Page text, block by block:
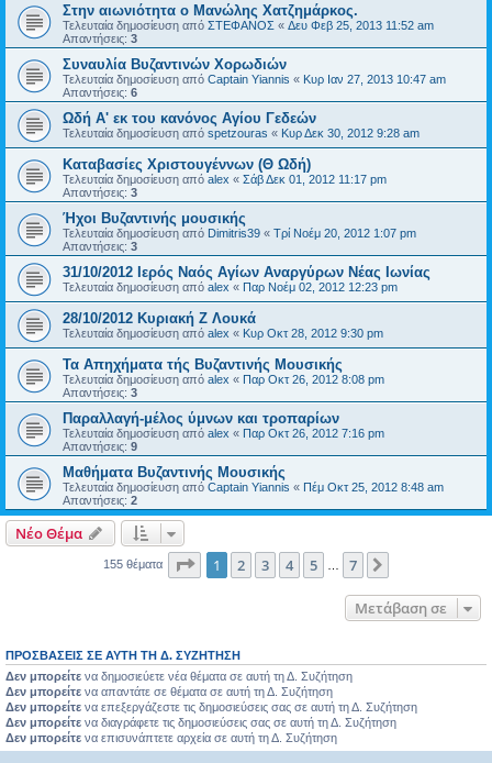
Στην αιωνιότητα ο Μανώλης Χατζημάρκος.
Τελευταία δημοσίευση από ΣΤΕΦΑΝΟΣ « Δευ Φεβ 25, 2013 11:52 am
Απαντήσεις: 3
Συναυλία Βυζαντινών Χορωδιών
Τελευταία δημοσίευση από Captain Yiannis « Κυρ Ιαν 27, 2013 10:47 am
Απαντήσεις: 6
Ωδή Α' εκ του κανόνος Αγίου Γεδεών
Τελευταία δημοσίευση από spetzouras « Κυρ Δεκ 30, 2012 9:28 am
Καταβασίες Χριστουγέννων (Θ Ωδή)
Τελευταία δημοσίευση από alex « Σάβ Δεκ 01, 2012 11:17 pm
Απαντήσεις: 3
Ήχοι Βυζαντινής μουσικής
Τελευταία δημοσίευση από Dimitris39 « Τρί Νοέμ 20, 2012 1:07 pm
Απαντήσεις: 3
31/10/2012 Iερός Nαός Aγίων Αναργύρων Νέας Ιωνίας
Τελευταία δημοσίευση από alex « Παρ Νοέμ 02, 2012 12:23 pm
28/10/2012 Κυριακή Z Λουκά
Τελευταία δημοσίευση από alex « Κυρ Οκτ 28, 2012 9:30 pm
Τα Απηχήματα τής Βυζαντινής Μουσικής
Τελευταία δημοσίευση από alex « Παρ Οκτ 26, 2012 8:08 pm
Απαντήσεις: 3
Παραλλαγή-μέλος ύμνων και τροπαρίων
Τελευταία δημοσίευση από alex « Παρ Οκτ 26, 2012 7:16 pm
Απαντήσεις: 9
Μαθήματα Βυζαντινής Μουσικής
Τελευταία δημοσίευση από Captain Yiannis « Πέμ Οκτ 25, 2012 8:48 am
Απαντήσεις: 2
Νέο Θέμα
155 θέματα Σελίδα από7
1 2 3 4 5 7
Μετάβαση σε
ΠΡΟΣΒΆΣΕΙΣ ΣΕ ΑΥΤΉ ΤΗ Δ. ΣΥΖΉΤΗΣΗ
Δεν μπορείτε να δημοσιεύετε νέα θέματα σε αυτή τη Δ. Συζήτηση
Δεν μπορείτε να απαντάτε σε θέματα σε αυτή τη Δ. Συζήτηση
Δεν μπορείτε να επεξεργάζεστε τις δημοσιεύσεις σας σε αυτή τη Δ. Συζήτηση
Δεν μπορείτε να διαγράφετε τις δημοσιεύσεις σας σε αυτή τη Δ. Συζήτηση
Δεν μπορείτε να επισυνάπτετε αρχεία σε αυτή τη Δ. Συζήτηση